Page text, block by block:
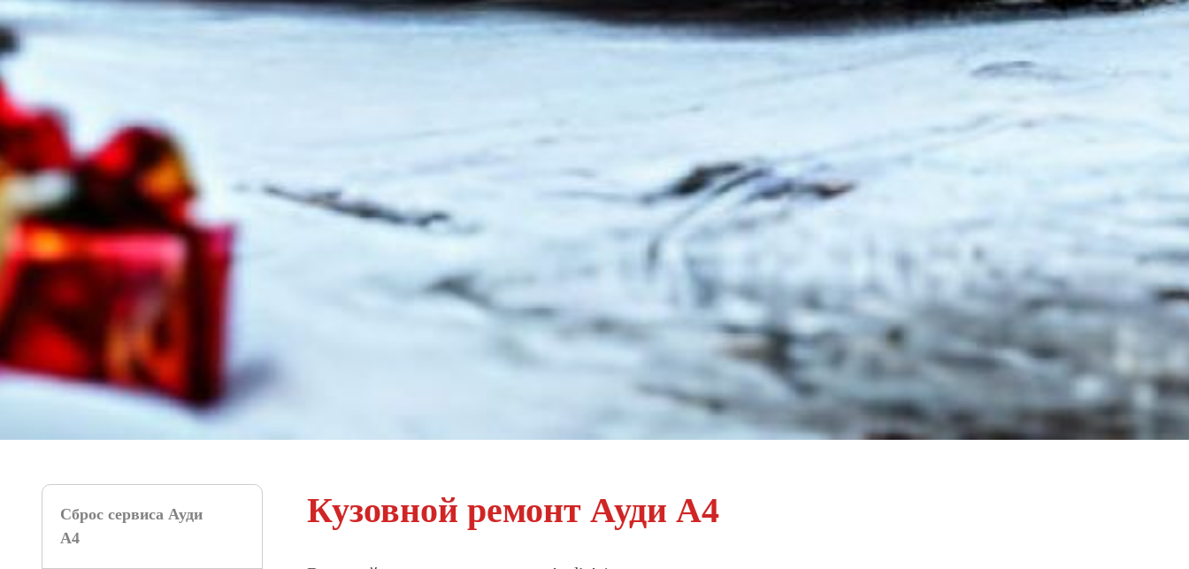
Сброс сервиса Ауди
А4
Кузовной ремонт Ауди А4